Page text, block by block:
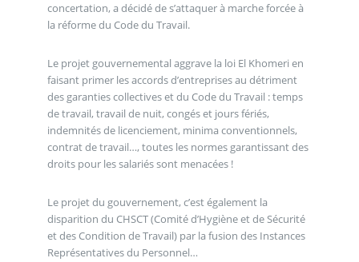
concertation, a décidé de s’attaquer à marche forcée à
la réforme du Code du Travail.
Le projet gouvernemental aggrave la loi El Khomeri en
faisant primer les accords d’entreprises au détriment
des garanties collectives et du Code du Travail : temps
de travail, travail de nuit, congés et jours fériés,
indemnités de licenciement, minima conventionnels,
contrat de travail…, toutes les normes garantissant des
droits pour les salariés sont menacées !
Le projet du gouvernement, c’est également la
disparition du CHSCT (Comité d’Hygiène et de Sécurité
et des Condition de Travail) par la fusion des Instances
Représentatives du Personnel…